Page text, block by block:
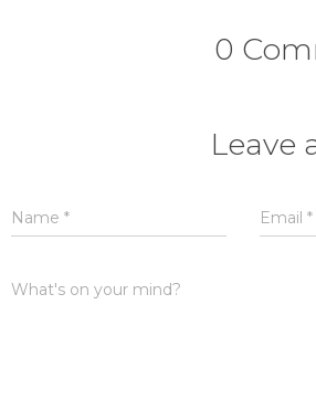
0
Leave
Name * Email*
What's on your mind?